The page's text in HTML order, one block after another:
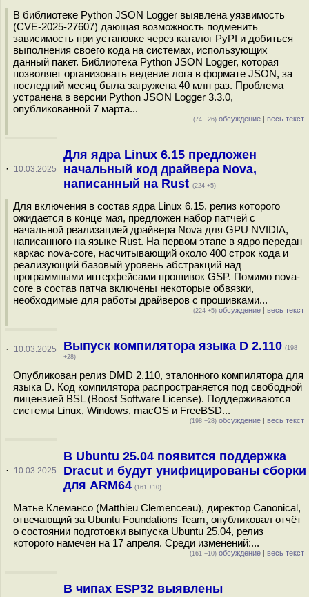
В библиотеке Python JSON Logger выявлена уязвимость
(CVE-2025-27607) дающая возможность подменить
зависимость при установке через каталог PyPI и добиться
выполнения своего кода на системах, использующих
данный пакет. Библиотека Python JSON Logger, которая
позволяет организовать ведение лога в формате JSON, за
последний месяц была загружена 40 млн раз. Проблема
устранена в версии Python JSON Logger 3.3.0,
опубликованной 7 марта...
(74 +26) обсуждение | весь текст
· 10.03.2025
Для ядра Linux 6.15 предложен
начальный код драйвера Nova,
написанный на Rust (224 +5)
Для включения в состав ядра Linux 6.15, релиз которого
ожидается в конце мая, предложен набор патчей с
начальной реализацией драйвера Nova для GPU NVIDIA,
написанного на языке Rust. На первом этапе в ядро передан
каркас nova-core, насчитывающий около 400 строк кода и
реализующий базовый уровень абстракций над
программными интерфейсами прошивок GSP. Помимо nova-
core в состав патча включены некоторые обвязки,
необходимые для работы драйверов с прошивками...
(224 +5) обсуждение | весь текст
· 10.03.2025 Выпуск компилятора языка D 2.110 (198
+28)
Опубликован релиз DMD 2.110, эталонного компилятора для
языка D. Код компилятора распространяется под свободной
лицензией BSL (Boost Software License). Поддерживаются
системы Linux, Windows, macOS и FreeBSD...
(198 +28) обсуждение | весь текст
· 10.03.2025
В Ubuntu 25.04 появится поддержка
Dracut и будут унифицированы сборки
для ARM64 (161 +10)
Матье Клемансо (Matthieu Clemenceau), директор Canonical,
отвечающий за Ubuntu Foundations Team, опубликовал отчёт
о состоянии подготовки выпуска Ubuntu 25.04, релиз
которого намечен на 17 апреля. Среди изменений:...
(161 +10) обсуждение | весь текст
В чипах ESP32 выявлены